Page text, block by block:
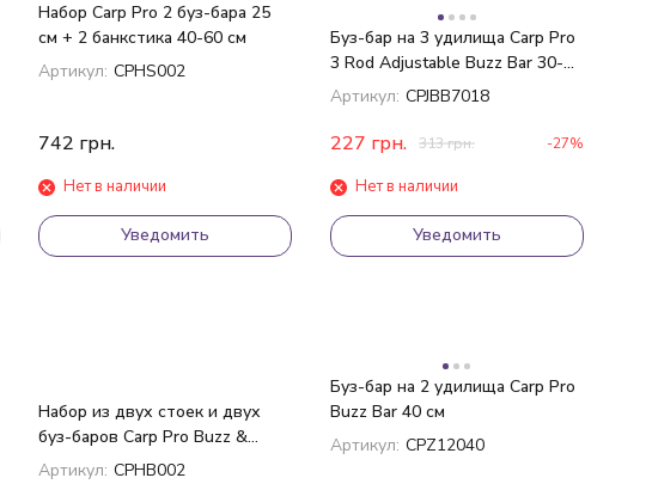
Набор Carp Pro 2 буз-бара 25
см + 2 банкстика 40-60 см
Артикул: CPHS002
742 грн.
Нет в наличии
Уведомить
Буз-бар на 3 удилища Carp Pro
3 Rod Adjustable Buzz Bar 30-
50см
Артикул: CPJBB7018
227 грн. 313грн. -27%
Нет в наличии
Уведомить
Набор из двух стоек и двух
буз-баров Carp Pro Buzz &
Sticks Kit In Bag
Артикул: CPHB002
Буз-бар на 2 удилища Carp Pro
Buzz Bar 40 см
Артикул: CPZ12040